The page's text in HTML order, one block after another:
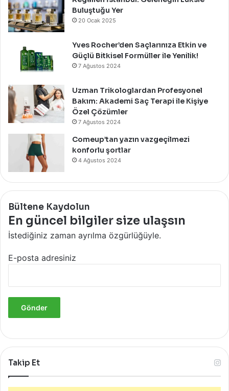
Buluştuğu Yer
20 Ocak 2025
Yves Rocher’den Saçlarınıza Etkin ve
Güçlü Bitkisel Formüller ile Yenilik!
7 Ağustos 2024
Uzman Trikologlardan Profesyonel
Bakım: Akademi Saç Terapi ile Kişiye
Özel Çözümler
7 Ağustos 2024
Comeup’tan yazın vazgeçilmezi
konforlu şortlar
4 Ağustos 2024
Bültene Kaydolun
En güncel bilgiler size ulaşsın
İstediğiniz zaman ayrılma özgürlüğüyle.
E-posta adresiniz
Takip Et